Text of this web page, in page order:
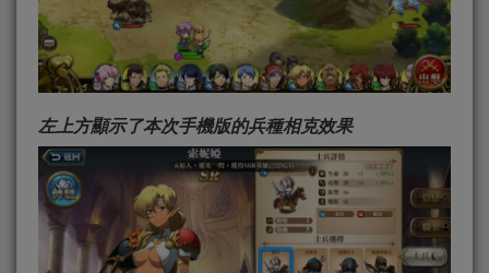
左上方顯示了本次手機版的兵種相克效果